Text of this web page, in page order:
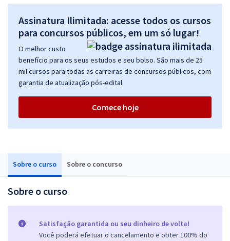
Sobre o curso Sobre o concurso
Sobre o curso
Satisfação garantida ou seu dinheiro de volta!
Você poderá efetuar o cancelamento e obter 100% do
Assinatura Ilimitada: acesse todos os cursos
para concursos públicos, em um só lugar!
O melhor custo
benefício para os seus estudos e seu bolso. São mais de 25
mil cursos para todas as carreiras de concursos públicos, com
garantia de atualização pós-edital.
Comece hoje